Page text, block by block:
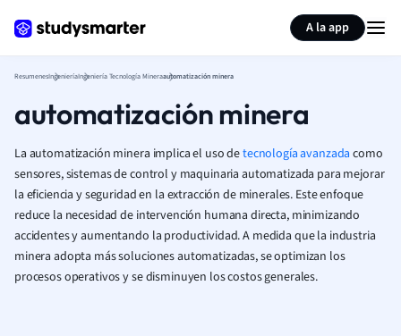
A la app
ResumenesIngenieríaIngeniería Tecnología Mineraautomatización minera
automatización minera
La automatización minera implica el uso detecnología avanzada como
sensores, sistemas de control y maquinaria automatizada para mejorar
la eficiencia y seguridad en la extracción de minerales. Este enfoque
reduce la necesidad de intervención humana directa, minimizando
accidentes y aumentando la productividad. A medida que la industria
minera adopta más soluciones automatizadas, se optimizan los
procesos operativos y se disminuyen los costos generales.
Resumir página